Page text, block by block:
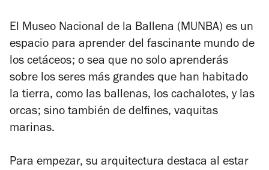
El Museo Nacional de la Ballena (MUNBA) es un
espacio para aprender del fascinante mundo de
los cetáceos; o sea que no solo aprenderás
sobre los seres más grandes que han habitado
la tierra, como las ballenas, los cachalotes, y las
orcas; sino también de delfines, vaquitas
marinas.
Para empezar, su arquitectura destaca al estar